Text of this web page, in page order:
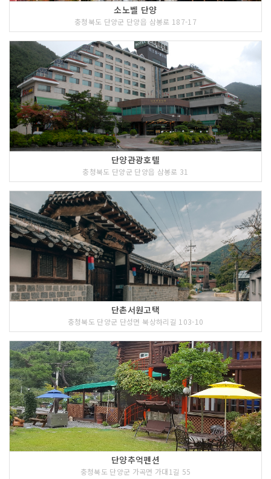
소노벨 단양
충청북도 단양군 단양읍 삼봉로 187-17
단양관광호텔
충청북도 단양군 단양읍 삼봉로 31
단촌서원고택
충청북도 단양군 단성면 북상하리길 103-10
단양추억펜션
충청북도 단양군 가곡면 가대1길 55